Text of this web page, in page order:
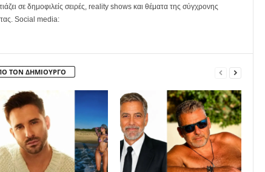
σε δημοφιλείς σειρές, reality shows και θέματα της σύγχρονης
Social media:
ΤΟΝ ΔΗΜΙΟΥΡΓΟ